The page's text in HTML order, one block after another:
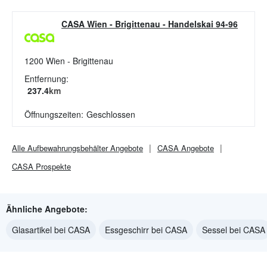
CASA Wien - Brigittenau - Handelskai 94-96
1200 Wien - Brigittenau
Entfernung:
237.4km
Öffnungszeiten: Geschlossen
Alle AufbewahrungsbehälterAngebote CASA Angebote
CASA Prospekte
Ähnliche Angebote:
Glasartikel bei CASA
Essgeschirr bei CASA Sessel bei CASA